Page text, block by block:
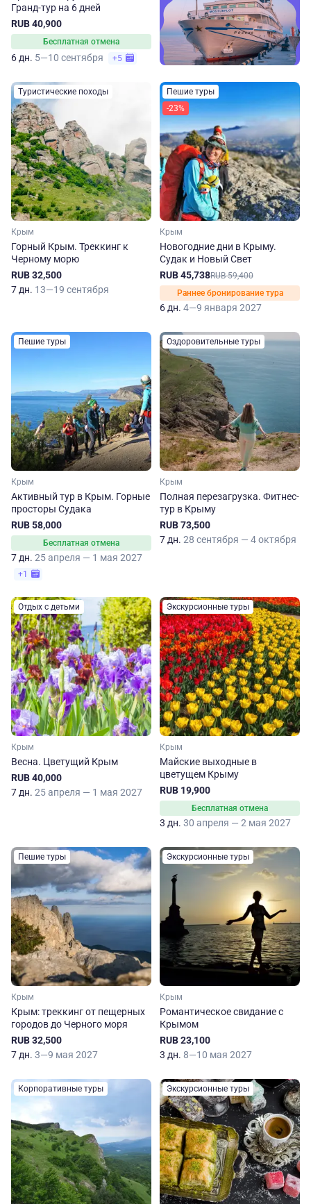
Гранд-тур на 6 дней
RUB 40,900
Бесплатная отмена
6 дн. 5—10 сентября +5
Туристические походы
Крым
Горный Крым. Треккинг к
Черному морю
RUB 32,500
7 дн. 13—19 сентября
Пешие туры
-23%
Крым
Новогодние дни в Крыму.
Судак и Новый Свет
RUB 45,738RUB 59,400
Раннее бронирование тура
6 дн. 4—9 января 2027
Пешие туры
Крым
Активный тур в Крым. Горные
просторы Судака
RUB 58,000
Бесплатная отмена
7 дн. 25 апреля — 1 мая 2027
+1
Оздоровительные туры
Крым
Полная перезагрузка. Фитнес-
тур в Крыму
RUB 73,500
7 дн. 28 сентября — 4 октября
Отдых с детьми
Крым
Весна. Цветущий Крым
RUB 40,000
7 дн. 25 апреля — 1 мая 2027
Экскурсионные туры
Крым
Майские выходные в
цветущем Крыму
RUB 19,900
Бесплатная отмена
3 дн. 30 апреля — 2 мая 2027
Пешие туры
Крым
Крым: треккинг от пещерных
городов до Черного моря
RUB 32,500
7 дн. 3—9 мая 2027
Экскурсионные туры
Крым
Романтическое свидание с
Крымом
RUB 23,100
3 дн. 8—10 мая 2027
Корпоративные туры Экскурсионные туры